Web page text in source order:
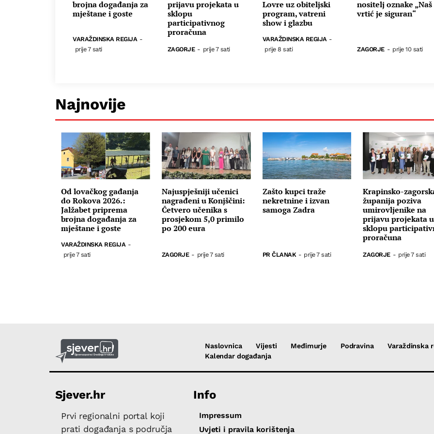
brojna događanja za
mještane i goste
VARAŽDINSKA REGIJA -
prije 7 sati
prijavu projekata u
sklopu
participativnog
proračuna
ZAGORJE - prije 7 sati
Lovre uz obiteljski
program, vatreni
show i glazbu
VARAŽDINSKA REGIJA -
prije 8 sati
nositelj oznake „Naš
vrtić je siguran“
ZAGORJE - prije 10 sati
Najnovije
Od lovačkog gađanja
do Rokova 2026.:
Jalžabet priprema
brojna događanja za
mještane i goste
VARAŽDINSKA REGIJA -
prije 7 sati
Najuspješniji učenici
nagrađeni u Konjščini:
Četvero učenika s
prosjekom 5,0 primilo
po 200 eura
ZAGORJE - prije 7 sati
Zašto kupci traže
nekretnine i izvan
samoga Zadra
PR ČLANAK - prije 7 sati
Krapinsko-
županija poziva
umirovljenike na
prijavu projekata u
sklopu
proračuna
ZAGORJE - prije 7 sati
Naslovnica Vijesti Međimurje Podravina
Varaždinska
Kalendar događanja
Sjever.hr
Prvi regionalni portal koji
prati događanja s područja
Info
Impressum
Uvjeti i pravila korištenja